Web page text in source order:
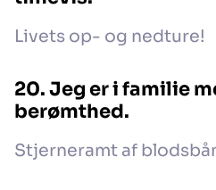
Livets op- og nedture!
20. Jeg er i familie
berømthed.
Stjerneramt af